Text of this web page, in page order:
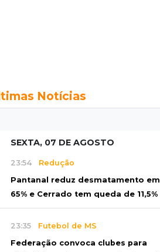
Notícias
SEXTA, 07 DE AGOSTO
23:54 Redução
Pantanal reduz desmatamento em
65% e Cerrado tem queda de 11,5%
23:35 Futebol de MS
Federação convoca clubes para